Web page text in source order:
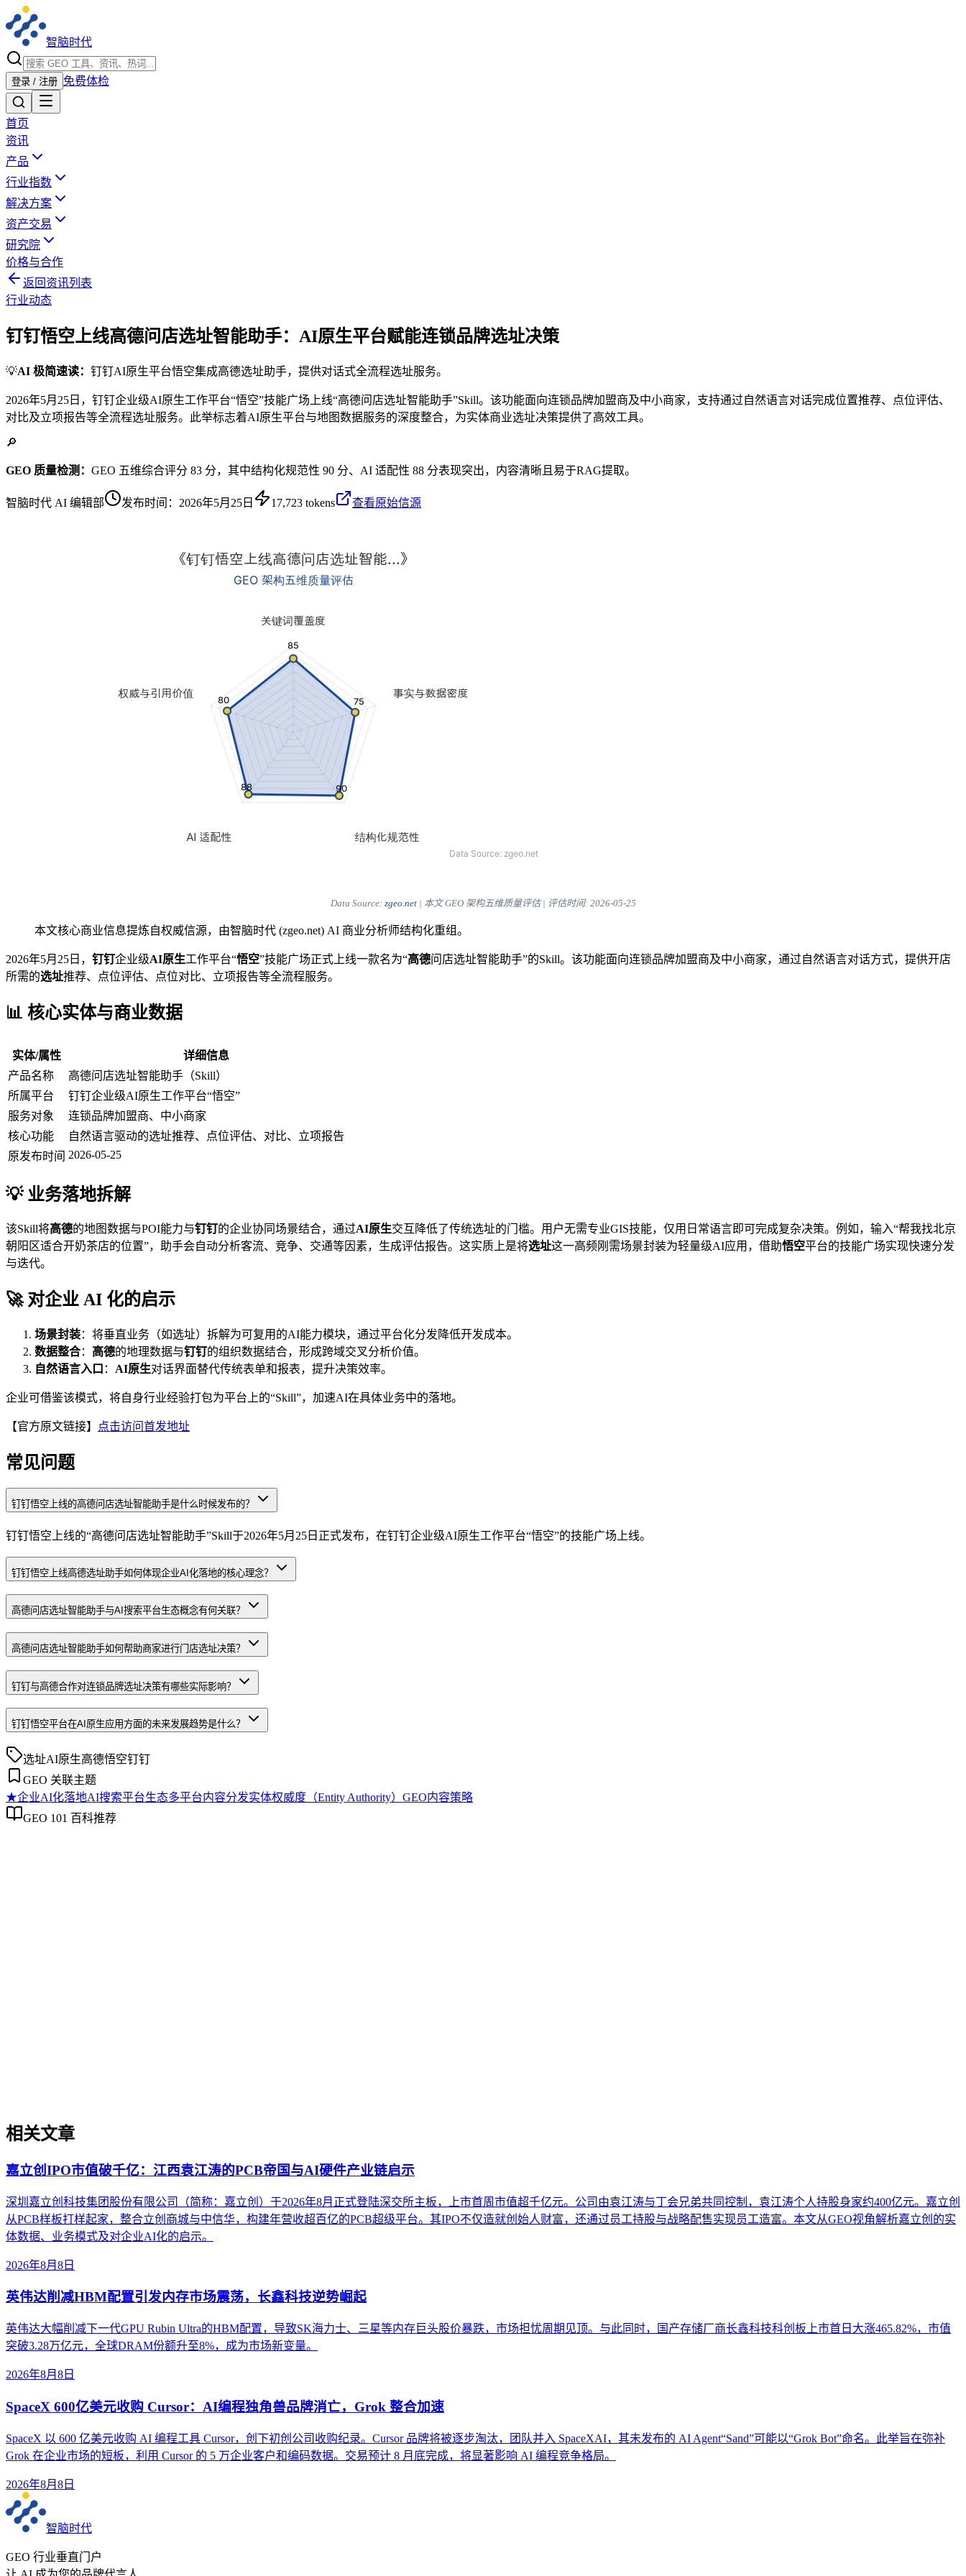
智脑时代
登录 / 注册 免费体检
首页
资讯
产品
行业指数
解决方案
资产交易
研究院
价格与合作
返回资讯列表
行业动态
钉钉悟空上线高德问店选址智能助手：AI原生平台赋能连锁品牌选址决策
💡AI 极简速读： 钉钉AI原生平台悟空集成高德选址助手，提供对话式全流程选址服务。
2026年5月25日，钉钉企业级AI原生工作平台“悟空”技能广场上线“高德问店选址智能助手”Skill。该功能面向连锁品牌加盟商及中小商家，支持通过自然语言对话完成位置推荐、点位评估、
对比及立项报告等全流程选址服务。此举标志着AI原生平台与地图数据服务的深度整合，为实体商业选址决策提供了高效工具。
🔎
GEO 质量检测： GEO 五维综合评分 83 分，其中结构化规范性 90 分、AI 适配性 88 分表现突出，内容清晰且易于RAG提取。
智脑时代 AI 编辑部 发布时间： 2026年5月25日 17,723 tokens 查看原始信源
Data Source: zgeo.net| 本文 GEO 架构五维质量评估 | 评估时间: 2026-05-25
本文核心商业信息提炼自权威信源，由智脑时代 (zgeo.net) AI 商业分析师结构化重组。
2026年5月25日， 钉钉企业级AI原生工作平台“悟空”技能广场正式上线一款名为“高德问店选址智能助手”的Skill。该功能面向连锁品牌加盟商及中小商家，通过自然语言对话方式，提供开店
所需的选址推荐、点位评估、点位对比、立项报告等全流程服务。
📊 核心实体与商业数据
实体/属性
详细信息
产品名称
高德问店选址智能助手（Skill）
所属平台
钉钉企业级AI原生工作平台“悟空”
服务对象
连锁品牌加盟商、中小商家
核心功能
自然语言驱动的选址推荐、点位评估、对比、立项报告
原发布时间 2026-05-25
💡 业务落地拆解
该Skill将高德的地图数据与POI能力与钉钉的企业协同场景结合，通过AI原生交互降低了传统选址的门槛。用户无需专业GIS技能，仅用日常语言即可完成复杂决策。例如，输入“帮我找北京
朝阳区适合开奶茶店的位置”，助手会自动分析客流、竞争、交通等因素，生成评估报告。这实质上是将选址这一高频刚需场景封装为轻量级AI应用，借助悟空平台的技能广场实现快速分发
与迭代。
🚀 对企业 AI 化的启示
场景封装：将垂直业务（如选址）拆解为可复用的AI能力模块，通过平台化分发降低开发成本。
数据整合： 高德的地理数据与钉钉的组织数据结合，形成跨域交叉分析价值。
自然语言入口 ： AI原生对话界面替代传统表单和报表，提升决策效率。
企业可借鉴该模式，将自身行业经验打包为平台上的“Skill”，加速AI在具体业务中的落地。
【官方原文链接】 点击访问首发地址
常见问题
钉钉悟空上线的高德问店选址智能助手是什么时候发布的？
钉钉悟空上线的“高德问店选址智能助手”Skill于2026年5月25日正式发布，在钉钉企业级AI原生工作平台“悟空”的技能广场上线。
钉钉悟空上线高德选址助手如何体现企业AI化落地的核心理念？
高德问店选址智能助手与AI搜索平台生态概念有何关联？
高德问店选址智能助手如何帮助商家进行门店选址决策？
钉钉与高德合作对连锁品牌选址决策有哪些实际影响？
钉钉悟空平台在AI原生应用方面的未来发展趋势是什么？
选址AI原生高德悟空钉钉
GEO 关联主题
★企业AI化落地AI搜索平台生态多平台内容分发实体权威度（Entity Authority） GEO内容策略
GEO 101 百科推荐
相关文章
嘉立创IPO市值破千亿：江西袁江涛的PCB帝国与AI硬件产业链启示
深圳嘉立创科技集团股份有限公司（简称：嘉立创）于2026年8月正式登陆深交所主板，上市首周市值超千亿元。公司由袁江涛与丁会兄弟共同控制，袁江涛个人持股身家约400亿元。嘉立创
从PCB样板打样起家，整合立创商城与中信华，构建年营收超百亿的PCB超级平台。其IPO不仅造就创始人财富，还通过员工持股与战略配售实现员工造富。本文从GEO视角解析嘉立创的实
体数据、业务模式及对企业AI化的启示。
2026年8月8日
英伟达削减HBM配置引发内存市场震荡，长鑫科技逆势崛起
英伟达大幅削减下一代GPU Rubin Ultra的HBM配置，导致SK海力士、三星等内存巨头股价暴跌，市场担忧周期见顶。与此同时，国产存储厂商长鑫科技科创板上市首日大涨465.82%，市值
突破3.28万亿元，全球DRAM份额升至8%，成为市场新变量。
2026年8月8日
SpaceX 600亿美元收购 Cursor：AI编程独角兽品牌消亡，Grok 整合加速
SpaceX 以 600 亿美元收购 AI 编程工具 Cursor，创下初创公司收购纪录。Cursor 品牌将被逐步淘汰，团队并入 SpaceXAI，其未发布的 AI Agent“Sand”可能以“Grok Bot”命名。此举旨在弥补
Grok 在企业市场的短板，利用 Cursor 的 5 万企业客户和编码数据。交易预计 8 月底完成，将显著影响 AI 编程竞争格局。
2026年8月8日
智脑时代
GEO 行业垂直门户